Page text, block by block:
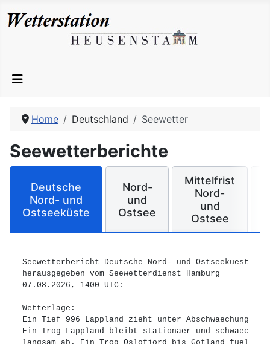
Home Deutschland Seewetter
Seewetterberichte
Deutsche
Nord- und
Ostseeküste
Nord-
und
Ostsee
Mittelfrist
Nord-
und
Ostsee
Seewetterbericht Deutsche Nord- und Ostseekueste
herausgegeben vom Seewetterdienst Hamburg
07.08.2026, 1400 UTC:
Wetterlage:
Ein Tief 996 Lappland zieht unter Abschwaechung
Ein Trog Lappland bleibt stationaer und schwaecht